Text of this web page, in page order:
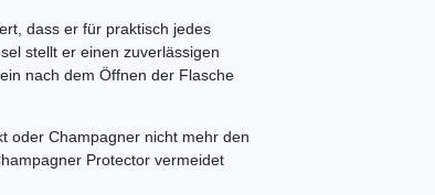
dass er für praktisch jedes
stellt er einen zuverlässigen
nach dem Öffnen der Flasche
oder Champagner nicht mehr den
Protector vermeidet